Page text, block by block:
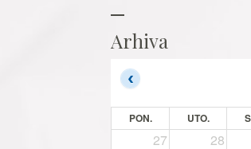
Arhiva
PON. UTO.
27 28